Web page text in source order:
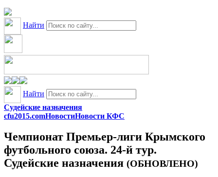
Найти
Найти
Судейские назначения
cfu2015.comНовостиНовости КФС
Чемпионат Премьер-лиги Крымского
футбольного союза. 24-й тур.
Судейские назначения (ОБНОВЛЕНО)